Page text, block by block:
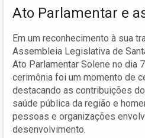
Ato Parlamentar e
Em um reconhecimento à sua
Assembleia Legislativa de
Ato Parlamentar Solene no dia
cerimônia foi um momento de
destacando as contribuições
saúde pública da região e
pessoas e organizações
desenvolvimento.